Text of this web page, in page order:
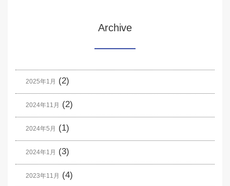
Archive
2025年1月 (2)
2024年11月 (2)
2024年5月 (1)
2024年1月 (3)
2023年11月 (4)